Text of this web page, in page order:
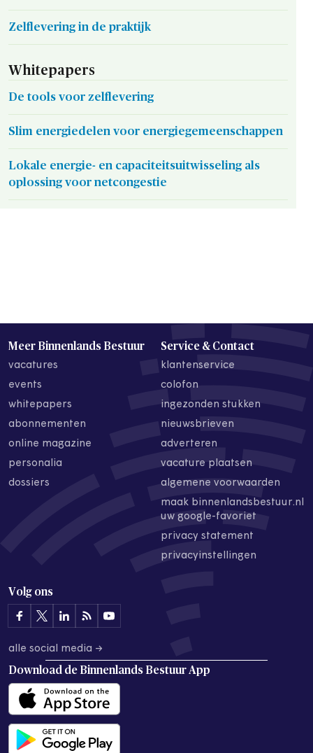
Zelflevering in de praktijk
Whitepapers
De tools voor zelflevering
Slim energiedelen voor energiegemeenschappen
Lokale energie- en capaciteitsuitwisseling als
oplossing voor netcongestie
Meer Binnenlands Bestuur
vacatures
events
whitepapers
abonnementen
online magazine
personalia
dossiers
Service & Contact
klantenservice
colofon
ingezonden stukken
nieuwsbrieven
adverteren
vacature plaatsen
algemene voorwaarden
maak binnenlandsbestuur.nl
uw google-favoriet
privacy statement
privacyinstellingen
Volg ons
alle social media →
Download de Binnenlands Bestuur App